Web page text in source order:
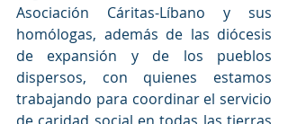
Asociación Cáritas-Líbano y sus
homólogas, además de las diócesis
de expansión y de los pueblos
dispersos, con quienes estamos
trabajando para coordinar el servicio